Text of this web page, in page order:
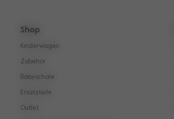
Shop
Kinderwagen
Zubehör
Babyschale
Ersatzteile
Outlet